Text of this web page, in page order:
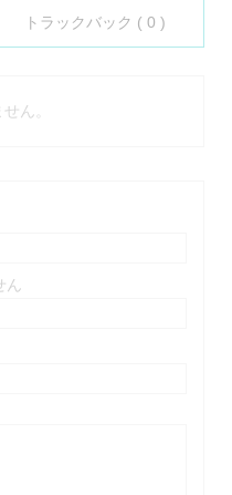
トラックバック ( 0 )
ん。
ん